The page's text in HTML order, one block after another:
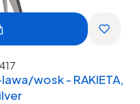
wosk - RAKIETA,